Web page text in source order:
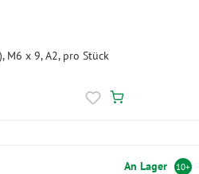
M6 x 9, A2, pro Stück
An Lager 10+